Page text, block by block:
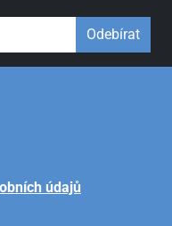
Odebírat
údajů